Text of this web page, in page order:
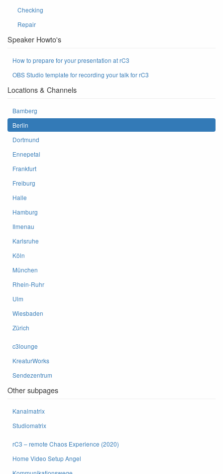
Checking
Repair
Speaker Howto's
How to prepare for your presentation at rC3
OBS Studio template for recording your talk for rC3
Locations & Channels
Bamberg
Berlin
Dortmund
Ennepetal
Frankfurt
Freiburg
Halle
Hamburg
Ilmenau
Karlsruhe
Köln
München
Rhein-Ruhr
Ulm
Wiesbaden
Zürich
c3lounge
KreaturWorks
Sendezentrum
Other subpages
Kanalmatrix
Studiomatrix
rC3 – remote Chaos Experience (2020)
Home Video Setup Angel